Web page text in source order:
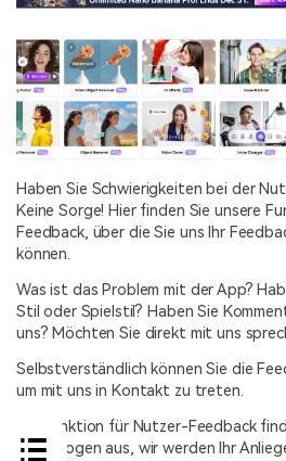
Haben Sie Schwierigkeiten bei der
Keine Sorge! Hier finden Sie unsere
Feedback, über die Sie uns Ihr
können.
Was ist das Problem mit der App?
Stil oder Spielstil? Haben Sie
uns? Möchten Sie direkt mit uns
Selbstverständlich können Sie die
um mit uns in Kontakt zu treten.
Die Funktion für Nutzer-Feedback
Fragebogen aus, wir werden Ihr